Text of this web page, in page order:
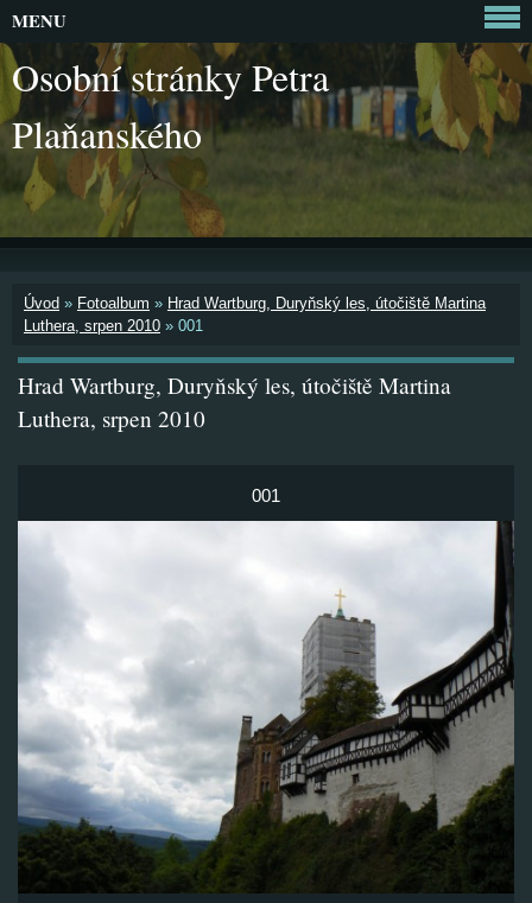
Osobní stránky Petra
Plaňanského
Úvod » Fotoalbum » Hrad Wartburg, Duryňský les, útočiště Martina
Luthera, srpen 2010 » 001
Hrad Wartburg, Duryňský les, útočiště Martina
Luthera, srpen 2010
001
MENU